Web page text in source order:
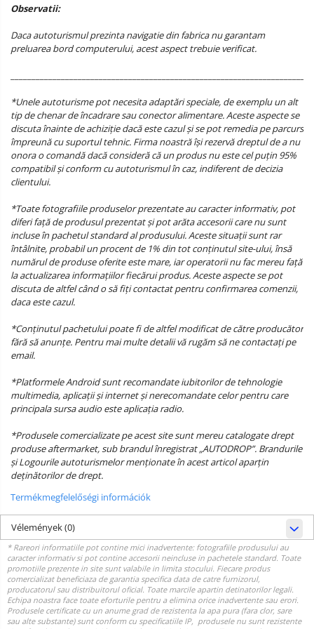
Observatii:
Daca autoturismul prezinta navigatie din fabrica nu garantam
preluarea bord computerului, acest aspect trebuie verificat.
*Unele autoturisme pot necesita adaptări speciale, de exemplu un alt
tip de chenar de încadrare sau conector alimentare. Aceste aspecte se
discuta înainte de achiziție dacă este cazul și se pot remedia pe parcurs
împreună cu suportul tehnic. Firma noastră își rezervă dreptul de a nu
onora o comandă dacă consideră că un produs nu este cel puțin 95%
compatibil și conform cu autoturismul în caz, indiferent de decizia
clientului.
*Toate fotografiile produselor prezentate au caracter informativ, pot
diferi față de produsul prezentat și pot arăta accesorii care nu sunt
incluse în pachetul standard al produsului. Aceste situații sunt rar
întâlnite, probabil un procent de 1% din tot conținutul site-ului, însă
numărul de produse oferite este mare, iar operatorii nu fac mereu față
la actualizarea informațiilor fiecărui produs. Aceste aspecte se pot
discuta de altfel când o să fiți contactat pentru confirmarea comenzii,
daca este cazul.
*Conținutul pachetului poate fi de altfel modificat de către producător
fără să anunțe. Pentru mai multe detalii vă rugăm să ne contactați pe
email.
*Platformele Android sunt recomandate iubitorilor de tehnologie
multimedia, aplicații și internet și nerecomandate celor pentru care
principala sursa audio este aplicația radio.
*Produsele comercializate pe acest site sunt mereu catalogate drept
produse aftermarket, sub brandul înregistrat „AUTODROP”. Brandurile
și Logourile autoturismelor menționate în acest articol aparțin
deținătorilor de drept.
Termékmegfelelőségi információk
Vélemények(0)